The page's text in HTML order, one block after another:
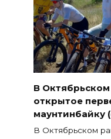
В
открытое
маунтинбайку
В Октябрьском